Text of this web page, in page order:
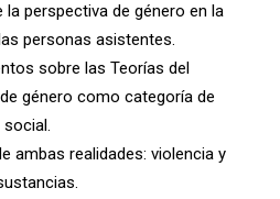
perspectiva de género en la
personas asistentes.
sobre las Teorías del
género como categoría de
ambas realidades: violencia y